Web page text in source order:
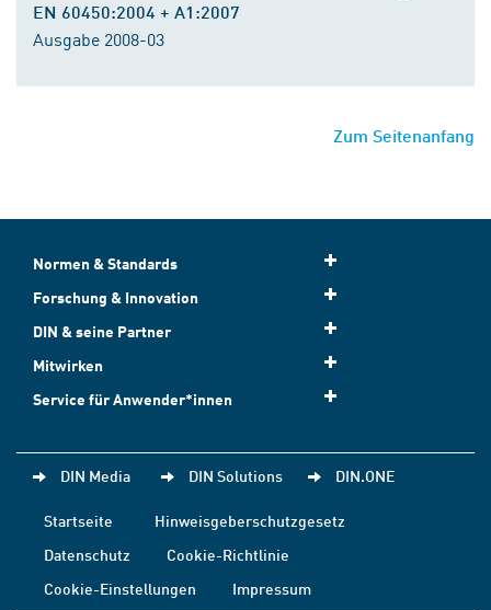
EN 60450:2004 + A1:2007
Ausgabe 2008-03
Zum Seitenanfang
Normen & Standards
Forschung & Innovation
DIN & seine Partner
Mitwirken
Service für Anwender*innen
DIN Media DIN Solutions DIN.ONE
Startseite
Hinweisgeberschutzgesetz
Datenschutz
Cookie-Richtlinie
Cookie-Einstellungen
Impressum